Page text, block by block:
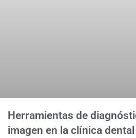
Herramientas de
imagen en la clínica dental